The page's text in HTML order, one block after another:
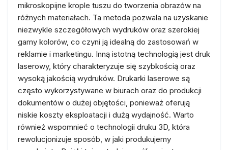
mikroskopijne krople tuszu do tworzenia obrazów na
różnych materiałach. Ta metoda pozwala na uzyskanie
niezwykle szczegółowych wydruków oraz szerokiej
gamy kolorów, co czyni ją idealną do zastosowań w
reklamie i marketingu. Inną istotną technologią jest druk
laserowy, który charakteryzuje się szybkością oraz
wysoką jakością wydruków. Drukarki laserowe są
często wykorzystywane w biurach oraz do produkcji
dokumentów o dużej objętości, ponieważ oferują
niskie koszty eksploatacji i dużą wydajność. Warto
również wspomnieć o technologii druku 3D, która
rewolucjonizuje sposób, w jaki produkujemy